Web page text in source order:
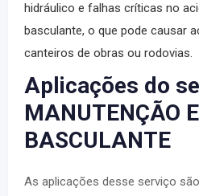
hidráulico e falhas críticas no
basculante, o que pode causar
canteiros de obras ou rodovias.
Aplicações do
MANUTENÇÃO
BASCULANTE
As aplicações desse serviço